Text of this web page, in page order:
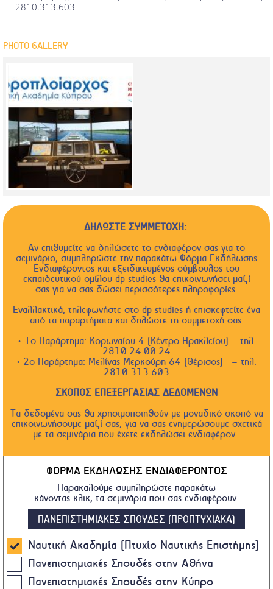
2810.313.603
PHOTO GALLERY
ΔΗΛΩΣΤΕ ΣΥΜΜΕΤΟΧΗ:
Αν επιθυμείτε να δηλώσετε το ενδιαφέρον σας για το
σεμινάριο, συμπληρώστε την παρακάτω Φόρμα Εκδήλωσης
Ενδιαφέροντος και εξειδικευμένος σύμβουλος του
εκπαιδευτικού ομίλου dp studies θα επικοινωνήσει μαζί
σας για να σας δώσει περισσότερες πληροφορίες.
Εναλλακτικά, τηλεφωνήστε στο dp studies ή επισκεφτείτε ένα
από τα παραρτήματα και δηλώστε τη συμμετοχή σας.
• 1ο Παράρτημα: Κορωναίου 4 (Κέντρο Ηρακλείου) – τηλ.
2810.24.00.24
• 2ο Παράρτημα: Μελίνας Μερκούρη 64 (Θέρισος) – τηλ.
2810.313.603
ΣΚΟΠΟΣ ΕΠΕΞΕΡΓΑΣΙΑΣ ΔΕΔΟΜΕΝΩΝ
Τα δεδομένα σας θα χρησιμοποιηθούν με μοναδικό σκοπό να
επικοινωνήσουμε μαζί σας, για να σας ενημερώσουμε σχετικά
με τα σεμινάρια που έχετε εκδηλώσει ενδιαφέρον.
ΦΟΡΜΑ ΕΚΔΗΛΩΣΗΣ ΕΝΔΙΑΦΕΡΟΝΤΟΣ
Παρακαλούμε συμπληρώστε παρακάτω
κάνοντας κλικ, τα σεμινάρια που σας ενδιαφέρουν.
ΠΑΝΕΠΙΣΤΗΜΙΑΚΕΣ ΣΠΟΥΔΕΣ (ΠΡΟΠΤΥΧΙΑΚΑ)
Ναυτική Ακαδημία (Πτυχίο Ναυτικής Επιστήμης)
Πανεπιστημιακές Σπουδές στην Αθήνα
Πανεπιστημιακές Σπουδές στην Κύπρο